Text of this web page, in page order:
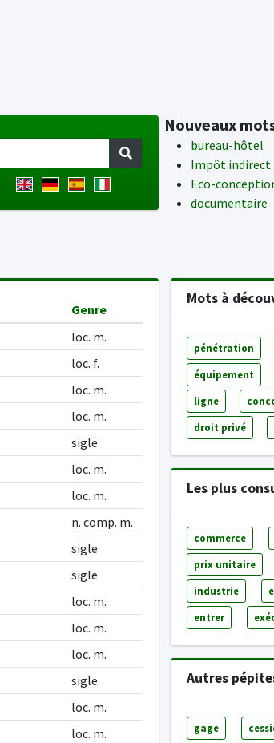
Nouveaux
bureau-hôtel
Impôt indirect
Eco-
documentaire
Genre
loc. m.
loc. f.
loc. m.
loc. m.
sigle
loc. m.
loc. m.
n. comp. m.
sigle
sigle
loc. m.
loc. m.
loc. m.
sigle
loc. m.
loc. m.
Mots à
pénétration
équipement
ligne
droit privé
Les plus
commerce
prix unitaire
industrie
entrer
Autres
gage